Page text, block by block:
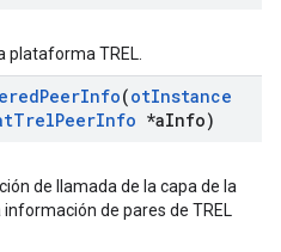
plataforma TREL.
PeerInfo(otInstance
TrelPeerInfo *aInfo)
de llamada de la capa de la
de pares de TREL